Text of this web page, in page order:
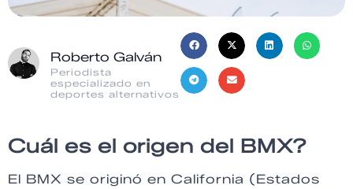
Roberto Galván
Periodista
especializado en
deportes alternativos
Cuál es el origen del BMX?
El BMX se originó en California (Estados